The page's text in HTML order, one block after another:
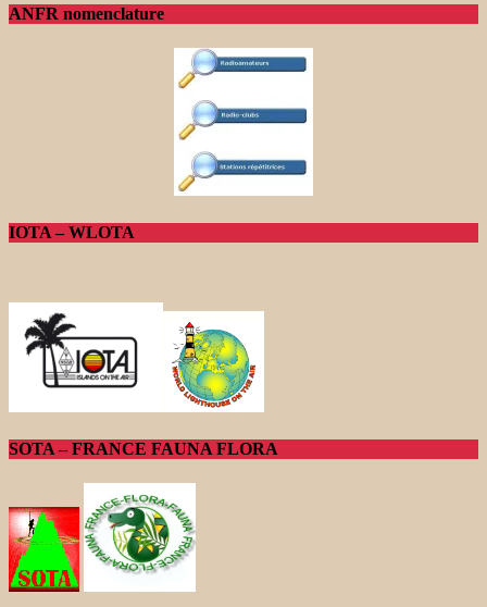
ANFR nomenclature
IOTA – WLOTA
SOTA – FRANCE FAUNA FLORA